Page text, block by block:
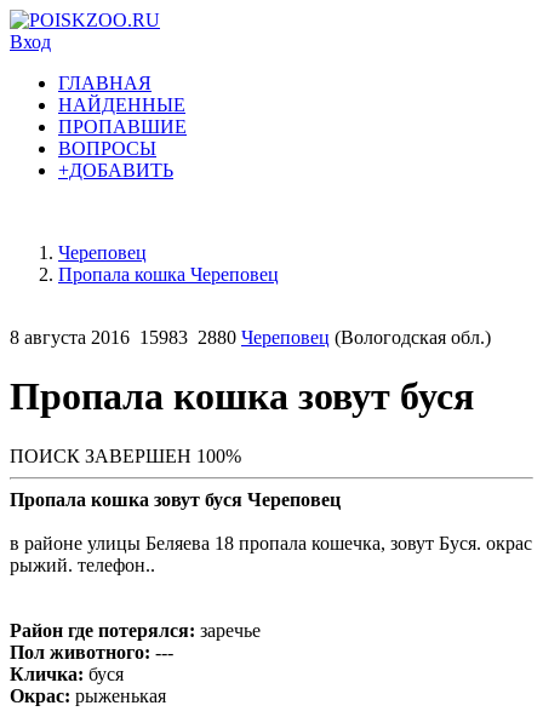
Вход
ГЛАВНАЯ
НАЙДЕННЫЕ
ПРОПАВШИЕ
ВОПРОСЫ
+ДОБАВИТЬ
Череповец
Пропала кошка Череповец
8 августа 2016 15983 2880 Череповец (Вологодская обл.)
Пропала кошка зовут буся
ПОИСК ЗАВЕРШЕН 100%
Пропала кошка зовут буся Череповец
в районе улицы Беляева 18 пропала кошечка, зовут Буся. окрас
рыжий. телефон..
Район где потерялся: заречье
Пол животного: ---
Кличка: буся
Окрас: рыженькая